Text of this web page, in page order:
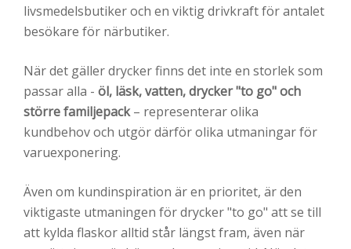
livsmedelsbutiker och en viktig drivkraft för antalet
besökare för närbutiker.
När det gäller drycker finns det inte en storlek som
passar alla - öl, läsk, vatten, drycker "to go" och
större familjepack– representerar olika
kundbehov och utgör därför olika utmaningar för
varuexponering.
Även om kundinspiration är en prioritet, är den
viktigaste utmaningen för drycker "to go" att se till
att kylda flaskor alltid står längst fram, även när